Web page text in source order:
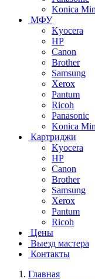
Konica
МФУ
Kyocera
HP
Canon
Brother
Samsung
Xerox
Pantum
Ricoh
Panasonic
Konica
Картриджи
Kyocera
HP
Canon
Brother
Samsung
Xerox
Pantum
Ricoh
Цены
Выезд мастера
Контакты
Главная